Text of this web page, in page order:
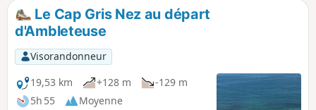
Le Cap Gris Nez au départ
d'Ambleteuse
Visorandonneur
19,53 km
+128 m
-129 m
5h 55
Moyenne